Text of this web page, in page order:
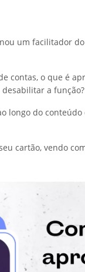
um facilitador
contas, o que é
a função?
longo do
cartão, vendo